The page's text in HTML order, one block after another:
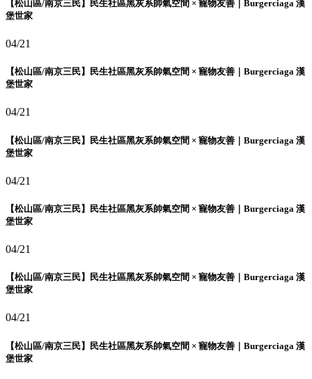
【松山區/南京三民】民生社區黑灰系帥氣空間 × 寵物友善｜Burgerciaga 漢
堡世家
04/21
【松山區/南京三民】民生社區黑灰系帥氣空間 × 寵物友善｜Burgerciaga 漢
堡世家
04/21
【松山區/南京三民】民生社區黑灰系帥氣空間 × 寵物友善｜Burgerciaga 漢
堡世家
04/21
【松山區/南京三民】民生社區黑灰系帥氣空間 × 寵物友善｜Burgerciaga 漢
堡世家
04/21
【松山區/南京三民】民生社區黑灰系帥氣空間 × 寵物友善｜Burgerciaga 漢
堡世家
04/21
【松山區/南京三民】民生社區黑灰系帥氣空間 × 寵物友善｜Burgerciaga 漢
堡世家